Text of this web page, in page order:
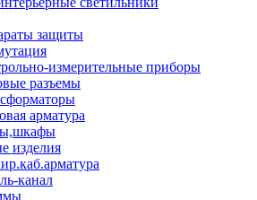
защиты
измерительные приборы
разъемы
арматура
изделия
канал